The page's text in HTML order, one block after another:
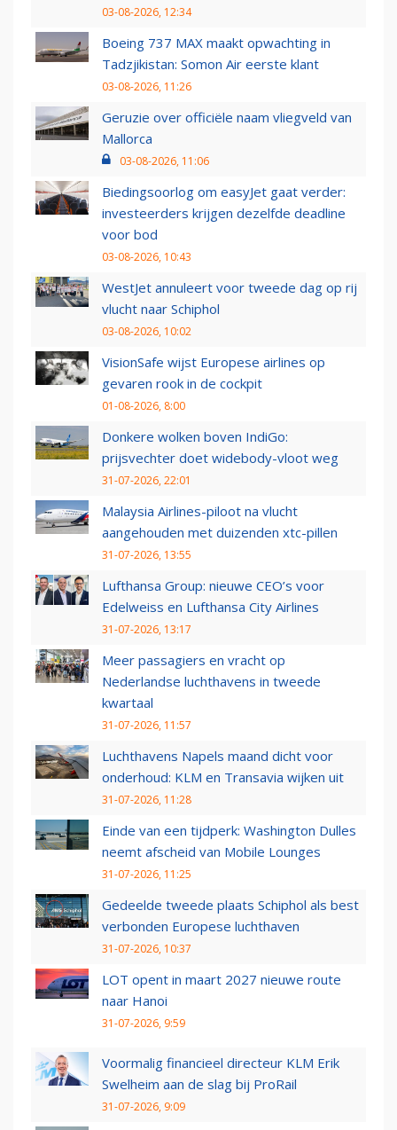
03-08-2026, 12:34
Boeing 737 MAX maakt opwachting in
Tadzjikistan: Somon Air eerste klant
03-08-2026, 11:26
Geruzie over officiële naam vliegveld van
Mallorca
03-08-2026, 11:06
Biedingsoorlog om easyJet gaat verder:
investeerders krijgen dezelfde deadline
voor bod
03-08-2026, 10:43
WestJet annuleert voor tweede dag op rij
vlucht naar Schiphol
03-08-2026, 10:02
VisionSafe wijst Europese airlines op
gevaren rook in de cockpit
01-08-2026, 8:00
Donkere wolken boven IndiGo:
prijsvechter doet widebody-vloot weg
31-07-2026, 22:01
Malaysia Airlines-piloot na vlucht
aangehouden met duizenden xtc-pillen
31-07-2026, 13:55
Lufthansa Group: nieuwe CEO’s voor
Edelweiss en Lufthansa City Airlines
31-07-2026, 13:17
Meer passagiers en vracht op
Nederlandse luchthavens in tweede
kwartaal
31-07-2026, 11:57
Luchthavens Napels maand dicht voor
onderhoud: KLM en Transavia wijken uit
31-07-2026, 11:28
Einde van een tijdperk: Washington Dulles
neemt afscheid van Mobile Lounges
31-07-2026, 11:25
Gedeelde tweede plaats Schiphol als best
verbonden Europese luchthaven
31-07-2026, 10:37
LOT opent in maart 2027 nieuwe route
naar Hanoi
31-07-2026, 9:59
Voormalig financieel directeur KLM Erik
Swelheim aan de slag bij ProRail
31-07-2026, 9:09